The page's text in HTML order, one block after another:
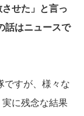
させた」と言っ
話はニュースで
ですが、様々な
に残念な結果